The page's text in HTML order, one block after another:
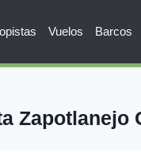
Vuelos Barcos
Zapotlanejo